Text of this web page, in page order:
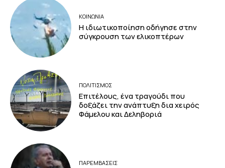
ΚΟΙΝΩΝΙΑ
Η ιδιωτικοποίηση οδήγησε στην
σύγκρουση των ελικοπτέρων
ΠΟΛΙΤΙΣΜΟΣ
Επιτέλους, ένα τραγούδι που
δοξάζει την ανάπτυξη δια χειρός
Φάμελου και Δεληβοριά
ΠΑΡΕΜΒΑΣΕΙΣ